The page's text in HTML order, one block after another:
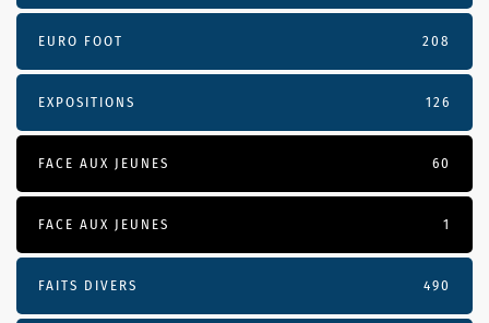
EURO FOOT 208
EXPOSITIONS 126
FACE AUX JEUNES 60
FACE AUX JEUNES 1
FAITS DIVERS 490